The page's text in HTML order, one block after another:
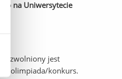
na Uniwersytecie
zwolniony jest
olimpiada/konkurs.